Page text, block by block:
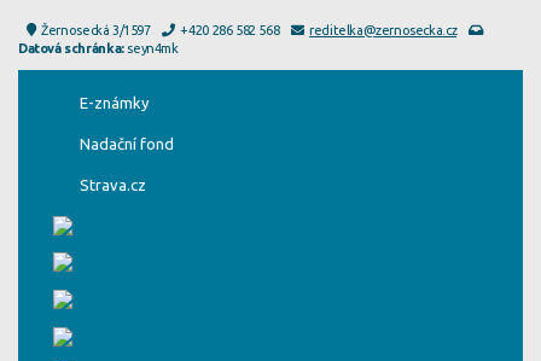
Žernosecká 3/1597 +420 286 582 568
reditelka@zernosecka.cz
Datová schránka:seyn4mk
E-známky
Nadační fond
Strava.cz